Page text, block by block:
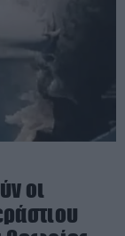
οι